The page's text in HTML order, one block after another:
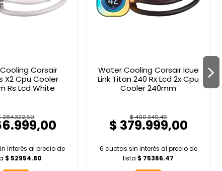
Corsair
X2 Cpu Cooler
Rs Lcd White
284.322,69
interés al precio de
$ 52954.80
Water Cooling Corsair Icue
Link Titan 240 Rx Lcd 2x Cpu
Cooler 240mm
$ 400.349,46
$ 379.999,00
6 cuotas sin interés al precio de
lista $ 75366.47